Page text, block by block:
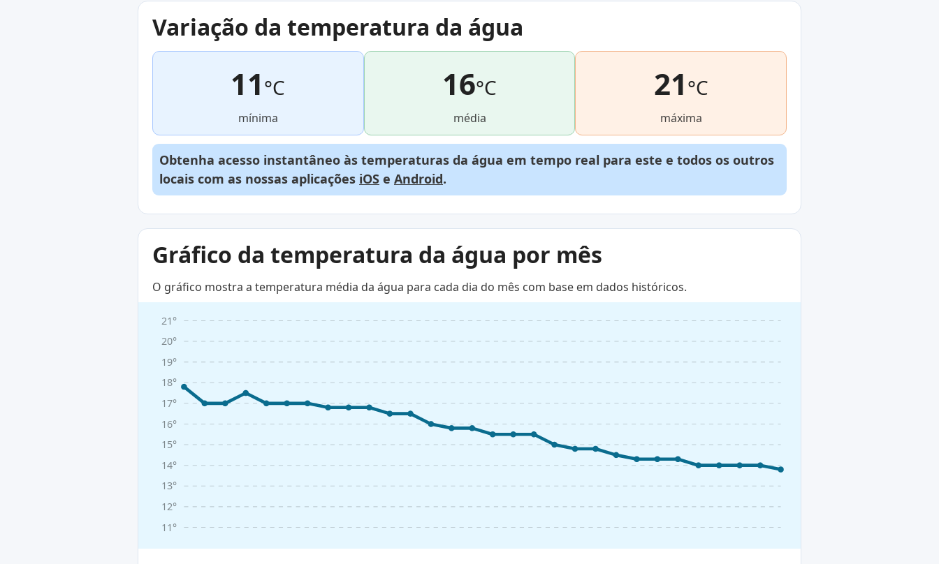
Variação da temperatura da água
11°C
mínima
16°C
média
21°C
máxima
Obtenha acesso instantâneo às temperaturas da água em tempo real para este e todos os outros
locais com as nossas aplicações iOS e Android.
Gráfico da temperatura da água por mês
O gráfico mostra a temperatura média da água para cada dia do mês com base em dados históricos.
11°
12°
13°
14°
15°
16°
17°
18°
19°
20°
21°